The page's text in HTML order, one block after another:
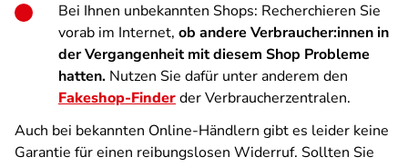
Bei Ihnen unbekannten Shops: Recherchieren Sie
vorab im Internet, ob andere Verbraucher:innen in
der Vergangenheit mit diesem Shop Probleme
hatten. Nutzen Sie dafür unter anderem den
Fakeshop-Finderder Verbraucherzentralen.
Auch bei bekannten Online-Händlern gibt es leider keine
Garantie für einen reibungslosen Widerruf. Sollten Sie